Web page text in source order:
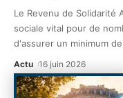
Le Revenu de Solidarité
sociale vital pour de
d'assurer un minimum de
Actu 16 juin 2026